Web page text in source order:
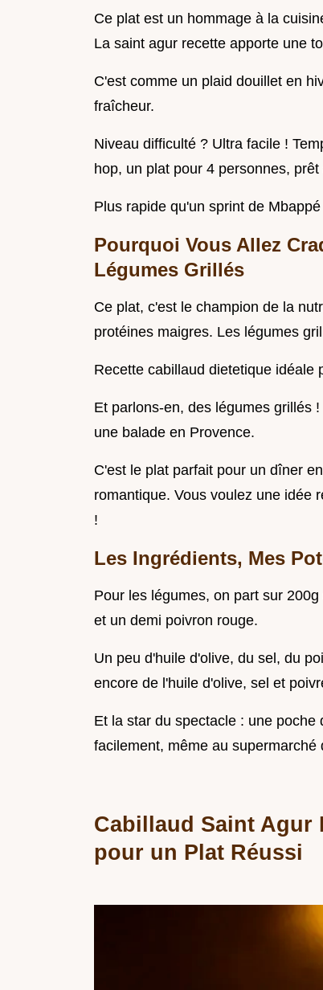
Ce plat est un hommage à la
La saint agur recette apporte une
C'est comme un plaid douillet en
fraîcheur.
Niveau difficulté ? Ultra facile !
hop, un plat pour 4 personnes,
Plus rapide qu'un sprint de Mbappé
Pourquoi Vous Allez
Légumes Grillés
Ce plat, c'est le champion de la
protéines maigres. Les légumes
Recette cabillaud dietetique idéale
Et parlons-en, des légumes grillés
une balade en Provence.
C'est le plat parfait pour un dîner
romantique. Vous voulez une idée
!
Les Ingrédients, Mes
Pour les légumes, on part sur
et un demi poivron rouge.
Un peu d'huile d'olive, du sel, du
encore de l'huile d'olive, sel et
Et la star du spectacle : une
facilement, même au supermarché
Cabillaud Saint Agur
pour un Plat Réussi